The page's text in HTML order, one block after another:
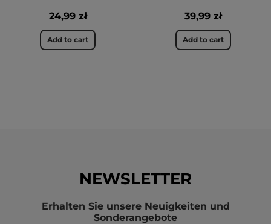
24,99 zł
Add to cart
39,99 zł
Add to cart
NEWSLETTER
Erhalten Sie unsere Neuigkeiten und
Sonderangebote